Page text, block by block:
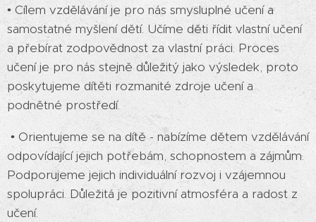
• Cílem vzdělávání je pro nás smysluplné učení a
samostatné myšlení dětí. Učíme děti řídit vlastní učení
a přebírat zodpovědnost za vlastní práci. Proces
učení je pro nás stejně důležitý jako výsledek, proto
poskytujeme dítěti rozmanité zdroje učení a
podnětné prostředí.
• Orientujeme se na dítě - nabízíme dětem vzdělávání
odpovídající jejich potřebám, schopnostem a zájmům.
Podporujeme jejich individuální rozvoj i vzájemnou
spolupráci. Důležitá je pozitivní atmosféra a radost z
učení.